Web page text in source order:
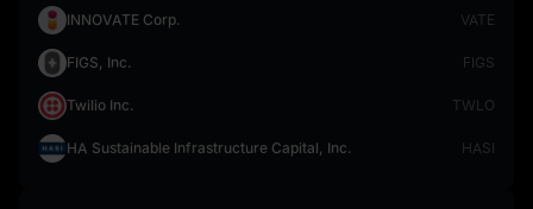
INNOVATE Corp. VATE
FIGS, Inc. FIGS
Twilio Inc. TWLO
HA Sustainable Infrastructure Capital, Inc. HASI